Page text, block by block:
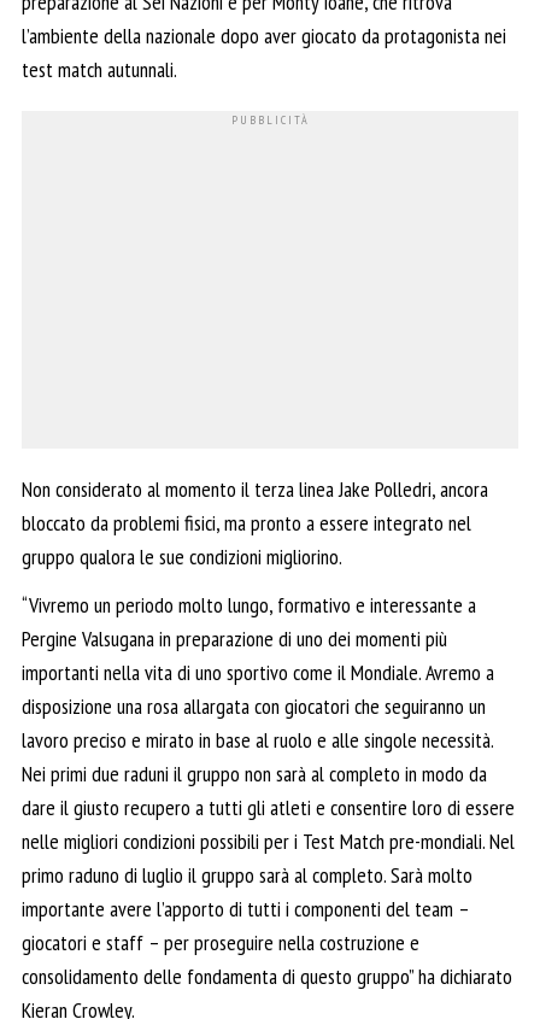
l’ambiente della nazionale dopo aver giocato da protagonista nei
test match autunnali.
Non considerato al momento il terza linea Jake Polledri, ancora
bloccato da problemi fisici, ma pronto a essere integrato nel
gruppo qualora le sue condizioni migliorino.
“Vivremo un periodo molto lungo, formativo e interessante a
Pergine Valsugana in preparazione di uno dei momenti più
importanti nella vita di uno sportivo come il Mondiale. Avremo a
disposizione una rosa allargata con giocatori che seguiranno un
lavoro preciso e mirato in base al ruolo e alle singole necessità.
Nei primi due raduni il gruppo non sarà al completo in modo da
dare il giusto recupero a tutti gli atleti e consentire loro di essere
nelle migliori condizioni possibili per i Test Match pre-mondiali. Nel
primo raduno di luglio il gruppo sarà al completo. Sarà molto
importante avere l’apporto di tutti i componenti del team –
giocatori e staff – per proseguire nella costruzione e
consolidamento delle fondamenta di questo gruppo” ha dichiarato
Kieran Crowley.